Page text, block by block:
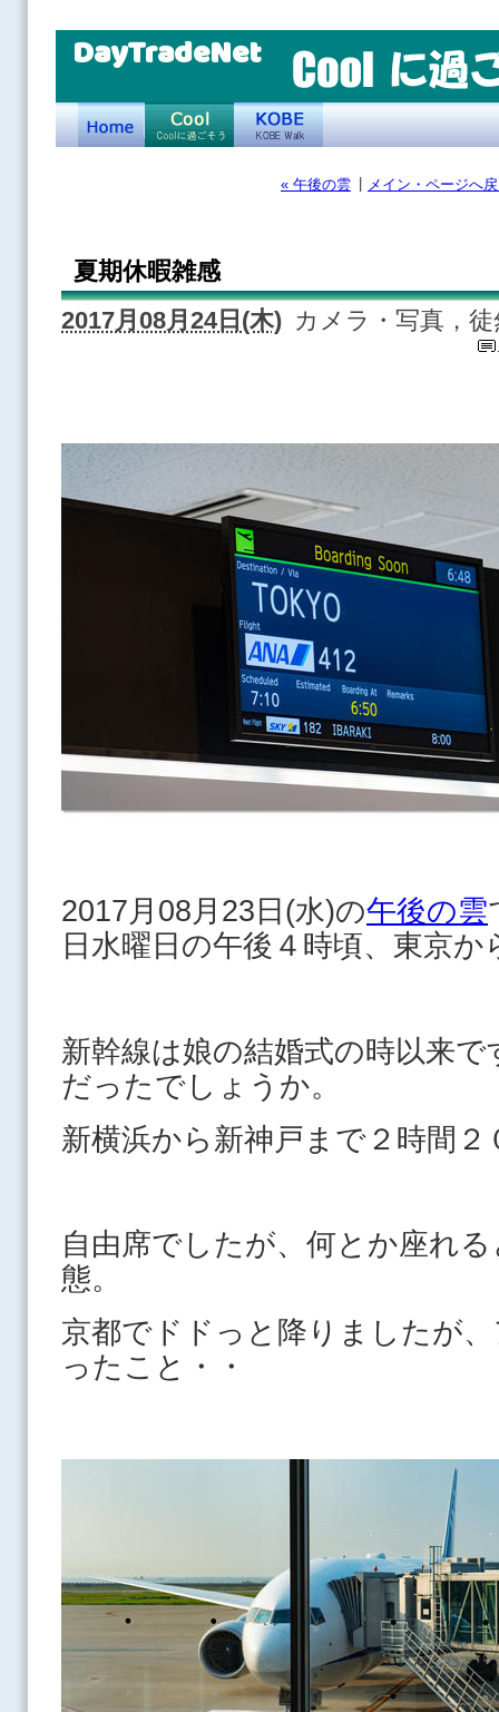
DayTradeNet
« 午後の雲 メイン・ページへ
夏期休暇雑感
2017月08月24日(木) カメラ・写真，
2017月08月23日(水)の午後の雲
日水曜日の午後４時頃、東京か
新幹線は娘の結婚式の時以来
だったでしょうか。
新横浜から新神戸まで２時間２
自由席でしたが、何とか座れ
態。
京都でドドっと降りましたが
ったこと・・